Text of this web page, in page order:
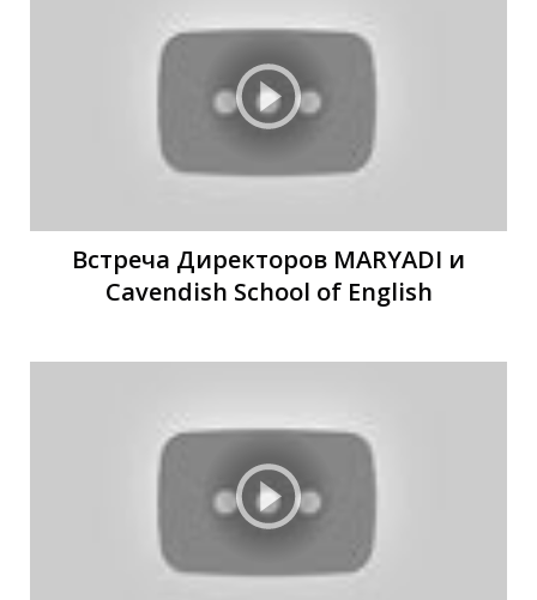
В
В
Встреча Директоров MARYADI и
Cavendish School of English